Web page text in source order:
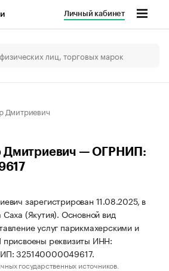
Личный кабинет
Дмитриевич
Дмитриевич — ОГРНИП:
зарегистрирован 11.08.2025, в
(Якутия). Основной вид
услуг парикмахерскими и
реквизиты ИНН:
325140000049617.
государственных источников.